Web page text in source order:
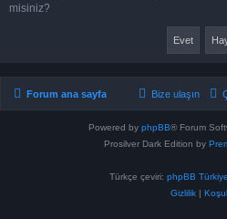
misiniz?
Forum ana sayfa Bize ulaşın
Powered by phpBB® Forum
Prosilver Dark Edition by
Türkçe çeviri: phpBB Türkiye
Gizlilik |